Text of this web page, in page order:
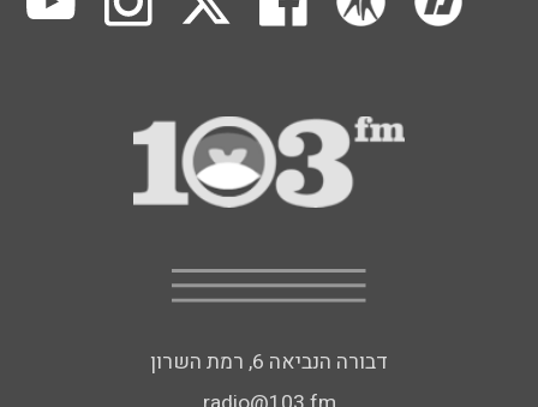
דבורה הנביאה 6, רמת השרון